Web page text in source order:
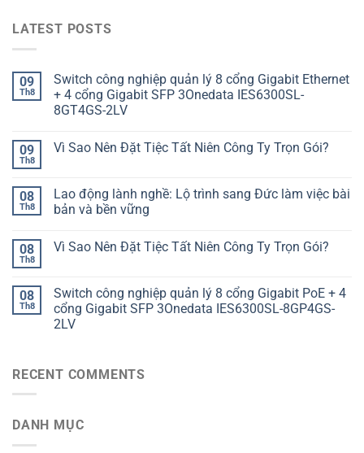
LATEST POSTS
09
Th8
Switch công nghiệp quản lý 8 cổng Gigabit Ethernet
+ 4 cổng Gigabit SFP 3Onedata IES6300SL-
8GT4GS-2LV
09
Th8
Vì Sao Nên Đặt Tiệc Tất Niên Công Ty Trọn Gói?
08
Th8
Lao động lành nghề: Lộ trình sang Đức làm việc bài
bản và bền vững
08
Th8
Vì Sao Nên Đặt Tiệc Tất Niên Công Ty Trọn Gói?
08
Th8
Switch công nghiệp quản lý 8 cổng Gigabit PoE + 4
cổng Gigabit SFP 3Onedata IES6300SL-8GP4GS-
2LV
RECENT COMMENTS
DANH MỤC